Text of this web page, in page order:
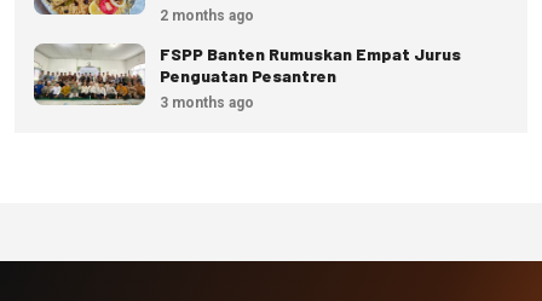
2 months ago
FSPP Banten Rumuskan Empat Jurus
Penguatan Pesantren
3 months ago